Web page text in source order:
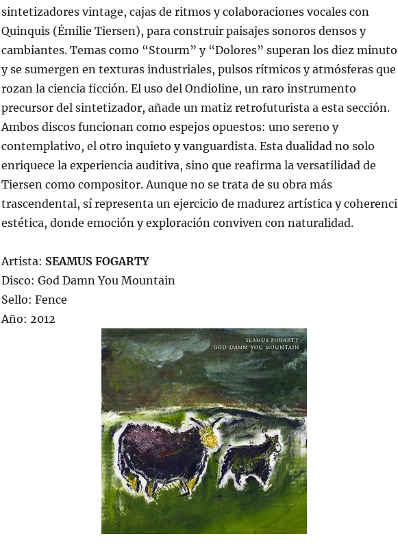
sintetizadores vintage, cajas de ritmos y colaboraciones vocales con
Quinquis (Émilie Tiersen), para construir paisajes sonoros densos y
cambiantes. Temas como “Stourm” y “Dolores” superan los diez
y se sumergen en texturas industriales, pulsos rítmicos y atmósferas que
rozan la ciencia ficción. El uso del Ondioline, un raro instrumento
precursor del sintetizador, añade un matiz retrofuturista a esta sección.
Ambos discos funcionan como espejos opuestos: uno sereno y
contemplativo, el otro inquieto y vanguardista. Esta dualidad no solo
enriquece la experiencia auditiva, sino que reafirma la versatilidad de
Tiersen como compositor. Aunque no se trata de su obra más
trascendental, sí representa un ejercicio de madurez artística y
estética, donde emoción y exploración conviven con naturalidad.
Artista: SEAMUS FOGARTY
Disco: God Damn You Mountain
Sello: Fence
Año: 2012